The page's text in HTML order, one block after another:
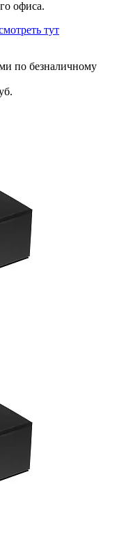
офиса.
тут
по безналичному